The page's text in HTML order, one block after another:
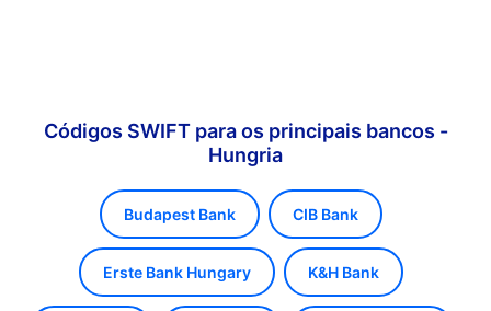
Códigos SWIFT para os principais bancos -
Hungria
Budapest Bank CIB Bank
Erste Bank Hungary K&H Bank